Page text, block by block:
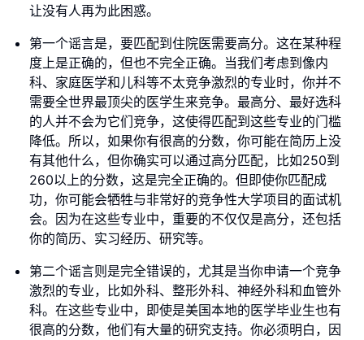
让没有人再为此困惑。
第一个谣言是，要匹配到住院医需要高分。这在某种程
度上是正确的，但也不完全正确。当我们考虑到像内
科、家庭医学和儿科等不太竞争激烈的专业时，你并不
需要全世界最顶尖的医学生来竞争。最高分、最好选科
的人并不会为它们竞争，这使得匹配到这些专业的门槛
降低。所以，如果你有很高的分数，你可能在简历上没
有其他什么，但你确实可以通过高分匹配，比如250到
260以上的分数，这是完全正确的。但即使你匹配成
功，你可能会牺牲与非常好的竞争性大学项目的面试机
会。因为在这些专业中，重要的不仅仅是高分，还包括
你的简历、实习经历、研究等。
第二个谣言则是完全错误的，尤其是当你申请一个竞争
激烈的专业，比如外科、整形外科、神经外科和血管外
科。在这些专业中，即使是美国本地的医学毕业生也有
很高的分数，他们有大量的研究支持。你必须明白，因